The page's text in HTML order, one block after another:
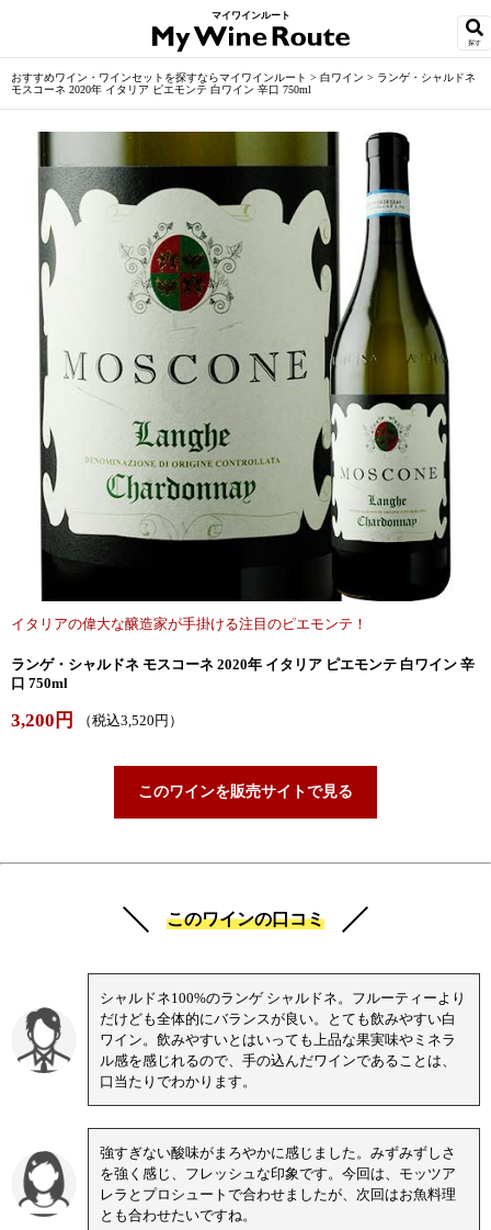
マイワインルート
探す
おすすめワイン・ワインセットを探すならマイワインルート > 白ワイン > ランゲ・シャルドネ
モスコーネ 2020年 イタリア ピエモンテ 白ワイン 辛口 750ml
イタリアの偉大な醸造家が手掛ける注目のピエモンテ！
ランゲ・シャルドネ モスコーネ 2020年 イタリア ピエモンテ 白ワイン 辛
口 750ml
3,200円 （税込3,520円）
このワインを販売サイトで見る
このワインの口コミ
シャルドネ100%のランゲ シャルドネ。フルーティーより
だけども全体的にバランスが良い。とても飲みやすい白
ワイン。飲みやすいとはいっても上品な果実味やミネラ
ル感を感じれるので、手の込んだワインであることは、
口当たりでわかります。
強すぎない酸味がまろやかに感じました。みずみずしさ
を強く感じ、フレッシュな印象です。今回は、モッツア
レラとプロシュートで合わせましたが、次回はお魚料理
とも合わせたいですね。